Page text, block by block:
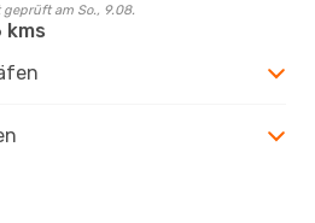
am So., 9.08.
kms